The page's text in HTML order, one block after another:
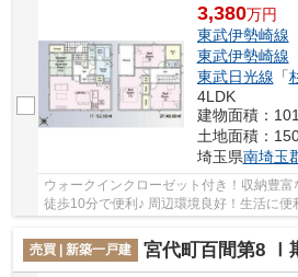
3,380万円
東武伊勢崎線
東武伊勢崎線
東武日光線 「
4LDK
建物面積：
土地面積：
埼玉県南埼玉
ウォークインクローゼット付き！収納豊
徒歩10分で便利♪ 周辺環境良好！生活に便
DAIKICHI不動産は住宅ローンに自信があ
売買 | 新築一戸建
宮代町百間第8 Ⅰ期 新築